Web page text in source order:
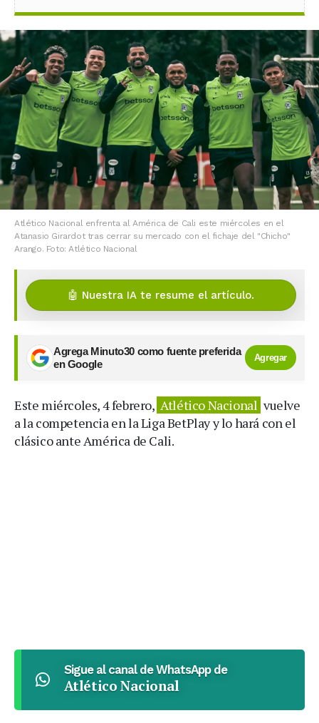
Atlético Nacional enfrenta al América de Cali este miércoles en el
Atanasio Girardot tras cerrar su mercado con el fichaje del "Chicho"
Arango. Foto: Atlético Nacional
🤖 Nuestra IA te resume el artículo.
Agrega Minuto30 como fuente preferida
en Google
Agregar
Este miércoles, 4 febrero, Atlético Nacional vuelve
a la competencia en la Liga BetPlay y lo hará con el
clásico ante América de Cali.
Sigue al canal de WhatsApp de
Atlético Nacional